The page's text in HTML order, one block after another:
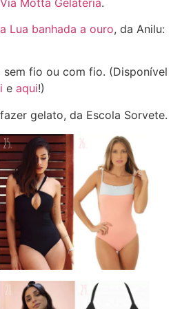
Lua banhada a ouro, da Anilu:
sem fio ou com fio. (Disponível
e aqui!)
gelato, da Escola Sorvete.